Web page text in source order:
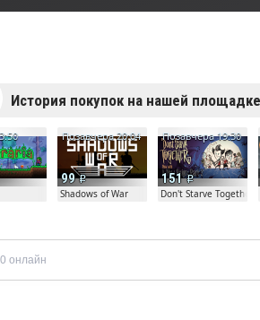
История покупок на нашей площадке
99
Позавчера 20:04
Shadows of War
151
Позавчера 19:30
Don't Starve Together
0 онлайн